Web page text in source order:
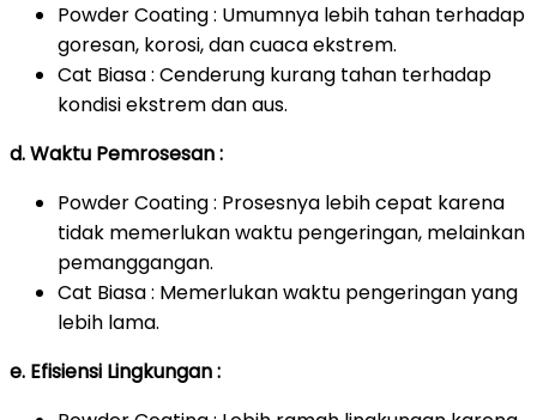
Powder Coating : Umumnya lebih tahan terhadap
goresan, korosi, dan cuaca ekstrem.
Cat Biasa : Cenderung kurang tahan terhadap
kondisi ekstrem dan aus.
d. Waktu Pemrosesan :
Powder Coating : Prosesnya lebih cepat karena
tidak memerlukan waktu pengeringan, melainkan
pemanggangan.
Cat Biasa : Memerlukan waktu pengeringan yang
lebih lama.
e. Efisiensi Lingkungan :